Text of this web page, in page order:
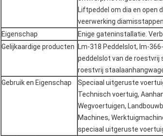
Liftpeddel om dia en open
veerwerking
Eigenschap
Enige gateninstallatie.
Gelijkaardige producten
Lm-318 Peddelslot, lm-
peddelslot van de roestvrij
roestvrij
Gebruik en Eigenschap
Speciaal uitgeruste
Technisch voertuig,
Wegvoertuigen,
Machines,
speciaal uitgeruste